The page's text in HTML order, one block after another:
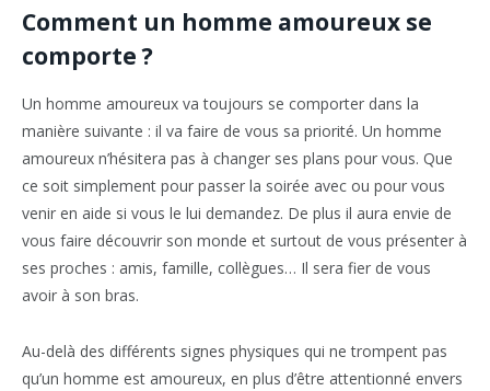
Comment un homme amoureux se
comporte ?
Un homme amoureux va toujours se comporter dans la
manière suivante : il va faire de vous sa priorité. Un homme
amoureux n’hésitera pas à changer ses plans pour vous. Que
ce soit simplement pour passer la soirée avec ou pour vous
venir en aide si vous le lui demandez. De plus il aura envie de
vous faire découvrir son monde et surtout de vous présenter à
ses proches : amis, famille, collègues… Il sera fier de vous
avoir à son bras.
Au-delà des différents signes physiques qui ne trompent pas
qu’un homme est amoureux, en plus d’être attentionné envers